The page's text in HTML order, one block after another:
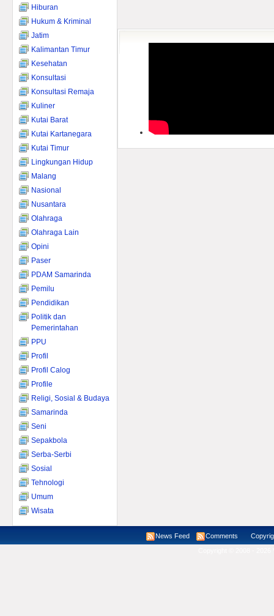
Hiburan
Hukum & Kriminal
Jatim
Kalimantan Timur
Kesehatan
Konsultasi
Konsultasi Remaja
Kuliner
Kutai Barat
Kutai Kartanegara
Kutai Timur
Lingkungan Hidup
Malang
Nasional
Nusantara
Olahraga
Olahraga Lain
Opini
Paser
PDAM Samarinda
Pemilu
Pendidikan
Politik dan
Pemerintahan
PPU
Profil
Profil Calog
Profile
Religi, Sosial & Budaya
Samarinda
Seni
Sepakbola
Serba-Serbi
Sosial
Tehnologi
Umum
Wisata
News Feed Comments Copyright